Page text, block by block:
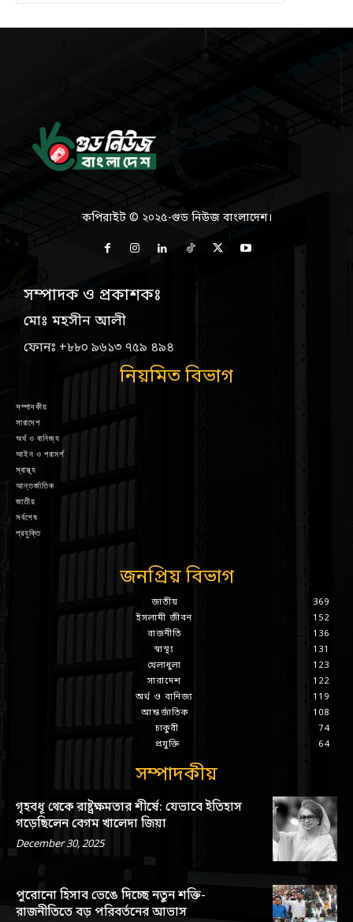
কপিরাইট © ২০২৫-গুড নিউজ বাংলাদেশ।
সম্পাদক ও প্রকাশকঃ
মোঃ মহসীন আলী
ফোনঃ +৮৮০ ৯৬১৩ ৭৫৯ ৪৯৪
নিয়মিত বিভাগ
সম্পাদকীয়
সারাদেশ
অর্থ ও বানিজ্য
আইন ও পরামর্শ
স্বাস্থ্য
আন্তর্জাতিক
জাতীয়
সর্বশেষ
প্রযুক্তি
জনপ্রিয় বিভাগ
জাতীয়
369
ইসলামী জীবন
152
রাজনীতি
136
স্বাস্থ্য
131
খেলাধুলা
123
সারাদেশ
122
অর্থ ও বানিজ্য
119
আন্তর্জাতিক
108
চাকুরী
74
প্রযুক্তি
64
সম্পাদকীয়
গৃহবধূ থেকে রাষ্ট্রক্ষমতার শীর্ষে: যেভাবে ইতিহাস
গড়েছিলেন বেগম খালেদা জিয়া
December 30, 2025
পুরোনো হিসাব ভেঙে দিচ্ছে নতুন শক্তি-
রাজনীতিতে বড় পরিবর্তনের আভাস